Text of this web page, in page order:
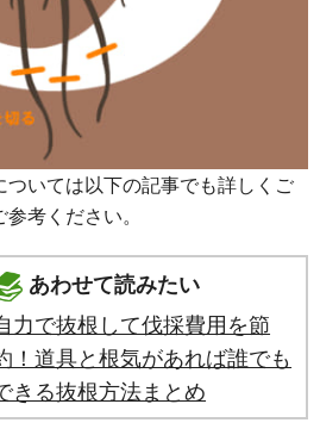
ついては以下の記事でも詳しくご
考ください。
あわせて読みたい
力で抜根して伐採費用を節
！道具と根気があれば誰でも
きる抜根方法まとめ